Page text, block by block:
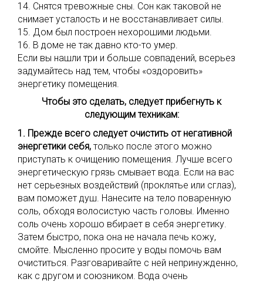
14. Снятся тревожные сны. Сон как таковой не
снимает усталость и не восстанавливает силы.
15. Дом был построен нехорошими людьми.
16. В доме не так давно кто-то умер.
Если вы нашли три и больше совпадений, всерьез
задумайтесь над тем, чтобы «оздоровить»
энергетику помещения.
Чтобы это сделать, следует прибегнуть к
следующим техникам:
1. Прежде всего следует очистить от негативной
энергетики себя, только после этого можно
приступать к очищению помещения. Лучше всего
энергетическую грязь смывает вода. Если на вас
нет серьезных воздействий (проклятье или сглаз),
вам поможет душ. Нанесите на тело поваренную
соль, обходя волосистую часть головы. Именно
соль очень хорошо вбирает в себя энергетику.
Затем быстро, пока она не начала печь кожу,
смойте. Мысленно просите у воды помочь вам
очиститься. Разговаривайте с ней непринужденно,
как с другом и союзником. Вода очень